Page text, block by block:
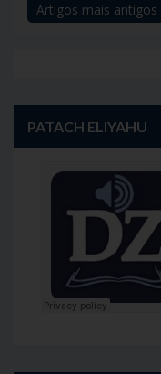
Navegação
Artigos mais antigos
PATACH ELIYAHU